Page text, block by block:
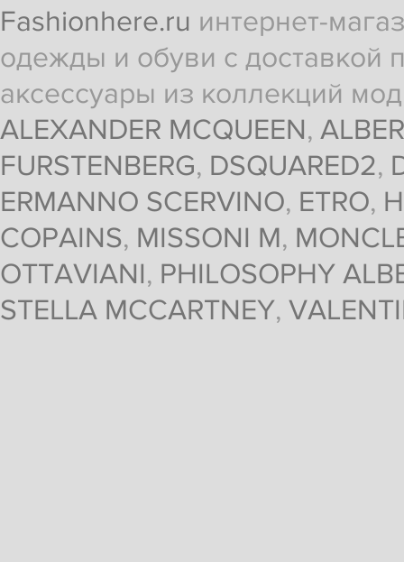
Fashionhere.ru интернет-
одежды и обуви с доставкой
аксессуары из коллекций
ALEXANDER MCQUEEN,
FURSTENBERG, DSQUARED2,
ERMANNO SCERVINO, ETRO,
COPAINS, MISSONI M,
OTTAVIANI, PHILOSOPHY
STELLA MCCARTNEY,